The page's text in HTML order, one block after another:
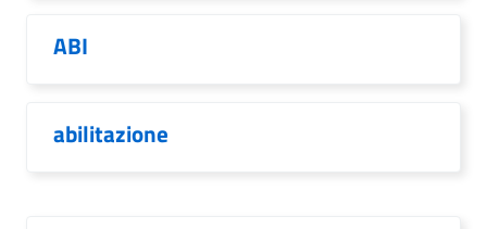
ABI
abilitazione